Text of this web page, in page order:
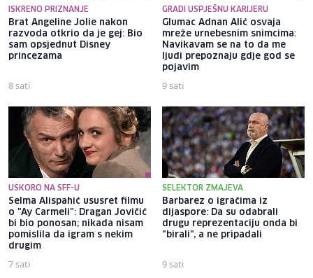
ISKRENO PRIZNANJE
Brat Angeline Jolie nakon
razvoda otkrio da je gej: Bio
sam opsjednut Disney
princezama
8 sati
GRADI USPJEŠNU KARIJERU
Glumac Adnan Alić osvaja
mreže urnebesnim snimcima:
Navikavam se na to da me
ljudi prepoznaju gdje god se
pojavim
9 sati
USKORO NA SFF-U
Selma Alispahić ususret filmu
o "Ay Carmeli": Dragan Jovičić
bi bio ponosan; nikada nisam
pomislila da igram s nekim
drugim
7 sati
SELEKTOR ZMAJEVA
Barbarez o igračima iz
dijaspore: Da su odabrali
drugu reprezentaciju onda bi
"birali", a ne pripadali
9 sati